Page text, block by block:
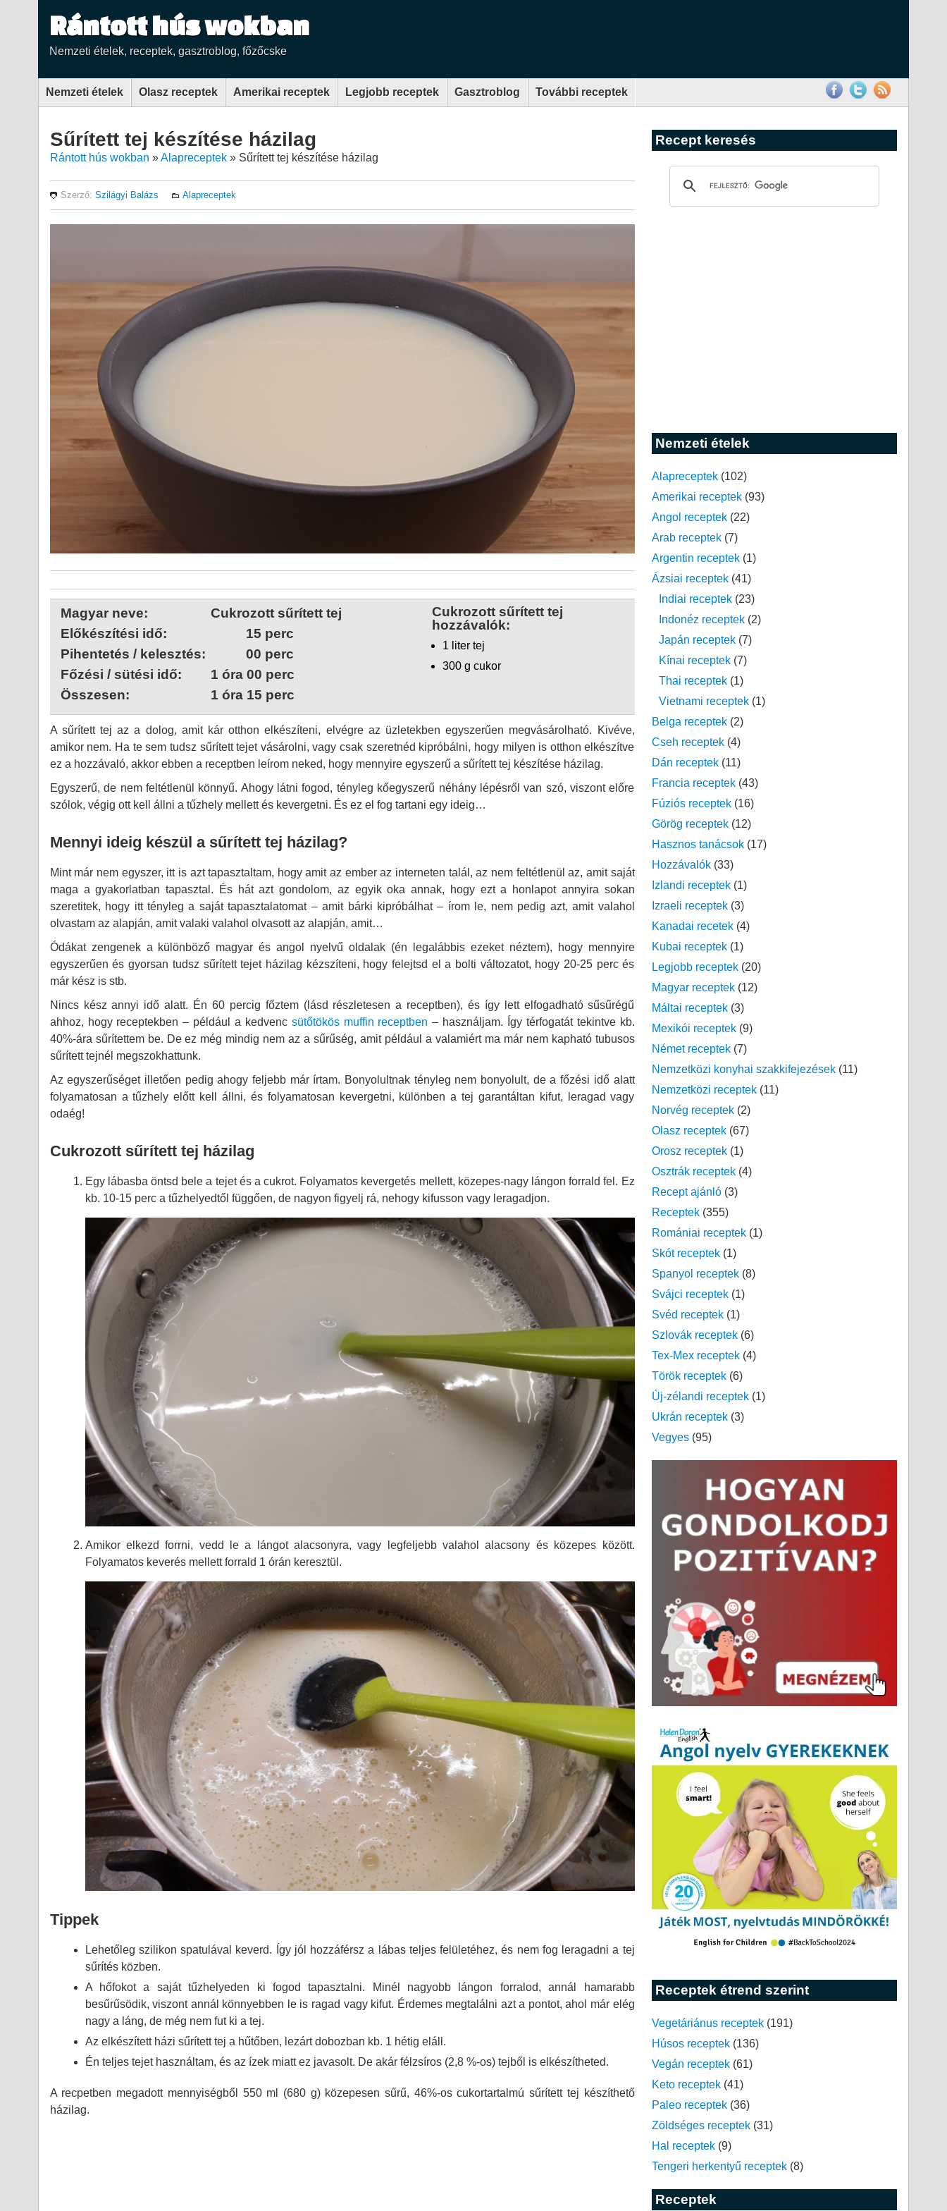
Rántott hús wokban
Nemzeti ételek, receptek, gasztroblog, főzőcske
Nemzeti ételek Olasz receptek Amerikai receptek Legjobb receptek Gasztroblog További receptek
Sűrített tej készítése házilag
Rántott hús wokban »Alapreceptek» Sűrített tej készítése házilag
Szerző: Szilágyi Balázs Alapreceptek
Magyar neve:
Cukrozott sűrített tej
Előkészítési idő:
15 perc
Pihentetés / kelesztés:
00 perc
Főzési / sütési idő:
1 óra 00 perc
Összesen:
1 óra 15 perc
Cukrozott sűrített tej
hozzávalók:
1 liter tej
300 g cukor
A sűrített tej az a dolog, amit kár otthon elkészíteni, elvégre az üzletekben egyszerűen megvásárolható. Kivéve,
amikor nem. Ha te sem tudsz sűrített tejet vásárolni, vagy csak szeretnéd kipróbálni, hogy milyen is otthon elkészítve
ez a hozzávaló, akkor ebben a receptben leírom neked, hogy mennyire egyszerű a sűrített tej készítése házilag.
Egyszerű, de nem feltétlenül könnyű. Ahogy látni fogod, tényleg kőegyszerű néhány lépésről van szó, viszont előre
szólok, végig ott kell állni a tűzhely mellett és kevergetni. És ez el fog tartani egy ideig…
Mennyi ideig készül a sűrített tej házilag?
Mint már nem egyszer, itt is azt tapasztaltam, hogy amit az ember az interneten talál, az nem feltétlenül az, amit saját
maga a gyakorlatban tapasztal. És hát azt gondolom, az egyik oka annak, hogy ezt a honlapot annyira sokan
szeretitek, hogy itt tényleg a saját tapasztalatomat – amit bárki kipróbálhat – írom le, nem pedig azt, amit valahol
olvastam az alapján, amit valaki valahol olvasott az alapján, amit…
Ódákat zengenek a különböző magyar és angol nyelvű oldalak (én legalábbis ezeket néztem), hogy mennyire
egyszerűen és gyorsan tudsz sűrített tejet házilag kézszíteni, hogy felejtsd el a bolti változatot, hogy 20-25 perc és
már kész is stb.
Nincs kész annyi idő alatt. Én 60 percig főztem (lásd részletesen a receptben), és így lett elfogadható sűsűrégű
ahhoz, hogy receptekben – például a kedvenc sütőtökös muffin receptben – használjam. Így térfogatát tekintve kb.
40%-ára sűrítettem be. De ez még mindig nem az a sűrűség, amit például a valamiért ma már nem kapható tubusos
sűrített tejnél megszokhattunk.
Az egyszerűséget illetően pedig ahogy feljebb már írtam. Bonyolultnak tényleg nem bonyolult, de a főzési idő alatt
folyamatosan a tűzhely előtt kell állni, és folyamatosan kevergetni, különben a tej garantáltan kifut, leragad vagy
odaég!
Cukrozott sűrített tej házilag
Egy lábasba öntsd bele a tejet és a cukrot. Folyamatos kevergetés mellett, közepes-nagy lángon forrald fel. Ez
kb. 10-15 perc a tűzhelyedtől függően, de nagyon figyelj rá, nehogy kifusson vagy leragadjon.
Amikor elkezd forrni, vedd le a lángot alacsonyra, vagy legfeljebb valahol alacsony és közepes között.
Folyamatos keverés mellett forrald 1 órán keresztül.
Tippek
Lehetőleg szilikon spatulával keverd. Így jól hozzáférsz a lábas teljes felületéhez, és nem fog leragadni a tej
sűrítés közben.
A hőfokot a saját tűzhelyeden ki fogod tapasztalni. Minél nagyobb lángon forralod, annál hamarabb
besűrűsödik, viszont annál könnyebben le is ragad vagy kifut. Érdemes megtalálni azt a pontot, ahol már elég
nagy a láng, de még nem fut ki a tej.
Az elkészített házi sűrített tej a hűtőben, lezárt dobozban kb. 1 hétig eláll.
Én teljes tejet használtam, és az ízek miatt ez javasolt. De akár félzsíros (2,8 %-os) tejből is elkészítheted.
A recpetben megadott mennyiségből 550 ml (680 g) közepesen sűrű, 46%-os cukortartalmú sűrített tej készíthető
házilag.
Recept keresés
Nemzeti ételek
Alapreceptek(102)
Amerikai receptek(93)
Angol receptek(22)
Arab receptek(7)
Argentin receptek(1)
Ázsiai receptek(41)
Indiai receptek(23)
Indonéz receptek(2)
Japán receptek(7)
Kínai receptek(7)
Thai receptek(1)
Vietnami receptek(1)
Belga receptek(2)
Cseh receptek(4)
Dán receptek(11)
Francia receptek(43)
Fúziós receptek(16)
Görög receptek(12)
Hasznos tanácsok(17)
Hozzávalók(33)
Izlandi receptek(1)
Izraeli receptek(3)
Kanadai recetek(4)
Kubai receptek(1)
Legjobb receptek(20)
Magyar receptek(12)
Máltai receptek(3)
Mexikói receptek(9)
Német receptek(7)
Nemzetközi konyhai szakkifejezések(11)
Nemzetközi receptek(11)
Norvég receptek(2)
Olasz receptek(67)
Orosz receptek(1)
Osztrák receptek(4)
Recept ajánló(3)
Receptek(355)
Romániai receptek(1)
Skót receptek(1)
Spanyol receptek(8)
Svájci receptek(1)
Svéd receptek(1)
Szlovák receptek(6)
Tex-Mex receptek(4)
Török receptek(6)
Új-zélandi receptek(1)
Ukrán receptek(3)
Vegyes(95)
Receptek étrend szerint
Vegetáriánus receptek(191)
Húsos receptek(136)
Vegán receptek(61)
Keto receptek(41)
Paleo receptek(36)
Zöldséges receptek(31)
Hal receptek(9)
Tengeri herkentyű receptek(8)
Receptek